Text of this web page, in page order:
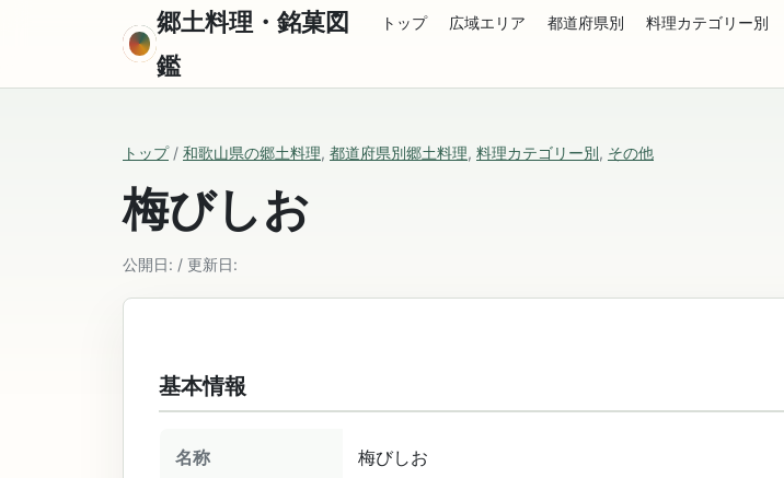
郷土料理・銘菓図
鑑
トップ 広域エリア 都道府県別 料理カテゴリー別
トップ/ 和歌山県の郷土料理, 都道府県別郷土料理, 料理カテゴリー別, その他
梅びしお
公開日: / 更新日:
基本情報
名称 梅びしお